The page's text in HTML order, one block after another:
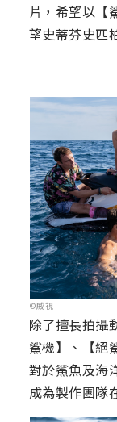
片，希望以【
望史蒂芬史匹
©威視
除了擅長拍攝
鯊機】、【絕
對於鯊魚及海
成為製作團隊